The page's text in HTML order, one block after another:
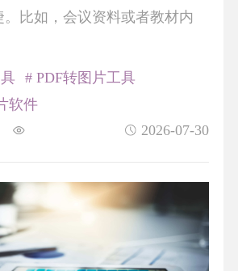
。比如，会议资料或者教材内
2026-07-30
# PDF转图片工具
软件